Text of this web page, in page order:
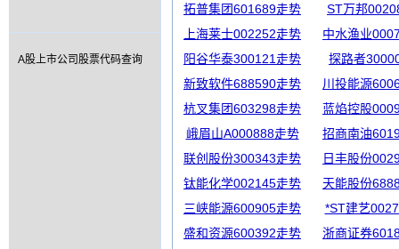
A股上市公司股票代码查询
拓普集团601689走势
ST万邦
上海莱士002252走势
中水渔业
阳谷华泰300121走势
探路者
新致软件688590走势
川投能源
杭叉集团603298走势
蓝焰控股
峨眉山A000888走势
招商南油
联创股份300343走势
日丰股份
钛能化学002145走势
天能股份
三峡能源600905走势
*ST建艺
盛和资源600392走势
浙商证券